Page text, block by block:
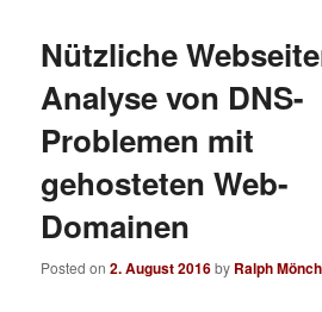
Nützliche
Analyse von DNS-
Problemen mit
gehosteten Web-
Domainen
Posted on2. August 2016by Ralph